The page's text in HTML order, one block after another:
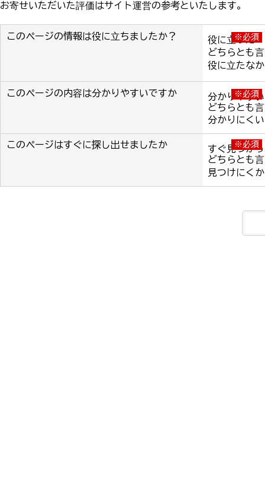
お寄せいただいた評価はサイト運営の参考といたします。
このページの情報は役に立ちましたか？ ※必須
役に立った
どちらとも
役に立たな
このページの内容は分かりやすいですか ※必須
分かりやすい
どちらとも
分かりにくい
このページはすぐに探し出せましたか ※必須
すぐ見つか
どちらとも
見つけにく